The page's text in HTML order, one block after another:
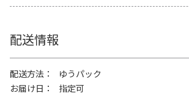
配送情報
配送方法
ゆうパック
お届け日
指定可